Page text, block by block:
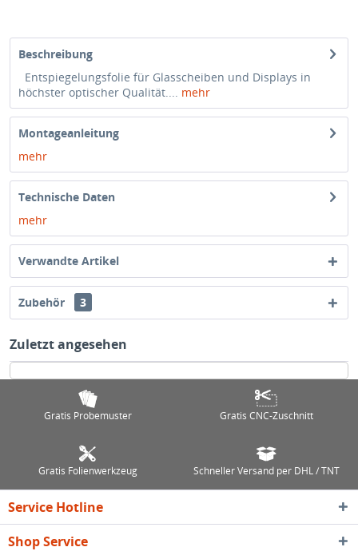
Beschreibung
Entspiegelungsfolie für Glasscheiben und Displays in
höchster optischer Qualität.... mehr
Montageanleitung
mehr
Technische Daten
mehr
Verwandte Artikel
Zubehör 3
Zuletzt angesehen
Gratis Probemuster Gratis CNC-Zuschnitt
Gratis Folienwerkzeug Schneller Versand per DHL / TNT
Service Hotline
Shop Service